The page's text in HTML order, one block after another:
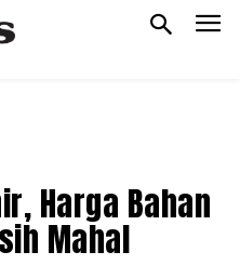
Harga Bahan
Mahal